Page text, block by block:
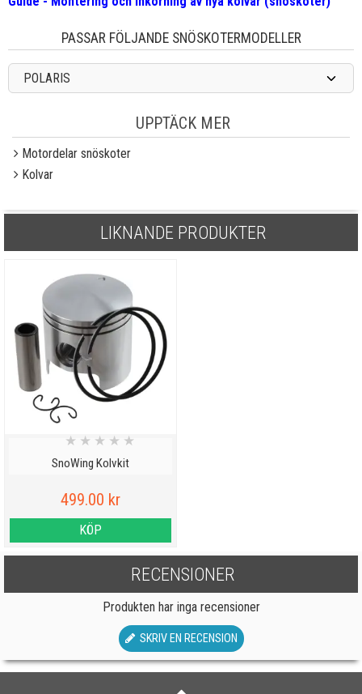
PASSAR FÖLJANDE SNÖSKOTERMODELLER
POLARIS
UPPTÄCK MER
Motordelar snöskoter
Kolvar
LIKNANDE PRODUKTER
SnoWing Kolvkit
★ ★ ★ ★ ★
499.00 kr
KÖP
RECENSIONER
Produkten har inga recensioner
SKRIV EN RECENSION